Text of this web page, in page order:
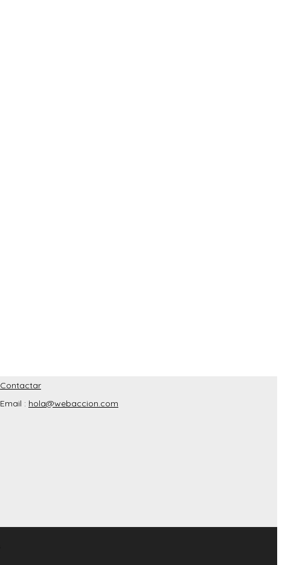
Contactar
Email : hola@webaccion.com